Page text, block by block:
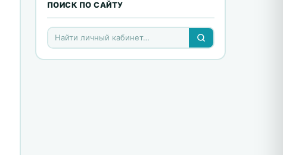
ПОИСК ПО САЙТУ